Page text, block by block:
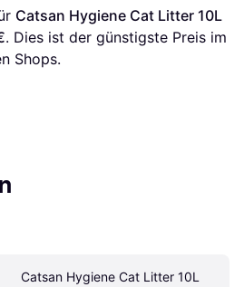
Catsan Hygiene Cat Litter 10L
. Dies ist der günstigste Preis im
Shops.
Catsan Hygiene Cat Litter 10L